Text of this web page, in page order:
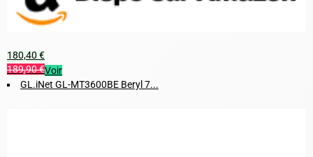
180,40 €
189,90 €Voir
GL.iNet GL-MT3600BE Beryl 7...